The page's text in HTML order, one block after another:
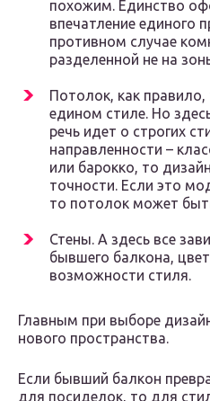
похожим. Единство
впечатление единого
противном случае
разделенной не на
Потолок, как
едином стиле. Но
речь идет о строгих
направленности –
или барокко, то
точности. Если это
то потолок может
Стены. А здесь все
бывшего балкона,
возможности стиля.
Главным при выборе
нового пространства.
Если бывший балкон
для посиделок, то для